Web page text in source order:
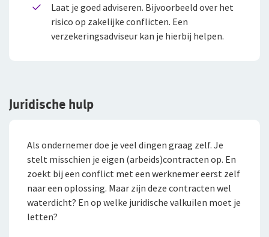
Laat je goed adviseren. Bijvoorbeeld over het
risico op zakelijke conflicten. Een
verzekeringsadviseur kan je hierbij helpen.
Juridische hulp
Als ondernemer doe je veel dingen graag zelf. Je
stelt misschien je eigen (arbeids)contracten op. En
zoekt bij een conflict met een werknemer eerst zelf
naar een oplossing. Maar zijn deze contracten wel
waterdicht? En op welke juridische valkuilen moet je
letten?